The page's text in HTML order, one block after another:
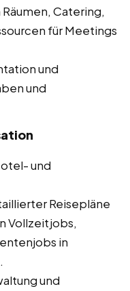
Catering,
für Meetings
und
und
und
Reisepläne
Vollzeitjobs,
in
und